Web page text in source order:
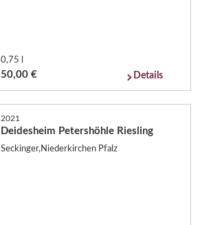
0,75 l
50,00 € Details
2021
Deidesheim Petershöhle Riesling
Seckinger,Niederkirchen Pfalz